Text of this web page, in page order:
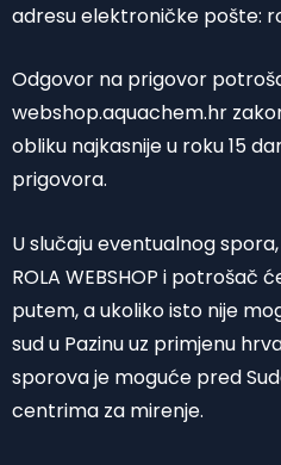
adresu elektroničke pošte:
Odgovor na prigovor
webshop.aquachem.hr
obliku najkasnije u roku 15
prigovora.
U slučaju eventualnog
ROLA WEBSHOP i potrošač
putem, a ukoliko isto nije
sud u Pazinu uz primjenu
sporova je moguće pred
centrima za mirenje.